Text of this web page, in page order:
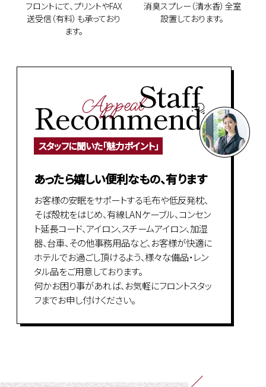
フロントにて、プリントやFAX
送受信（有料）も承っており
ます。
消臭スプレー（清水香）全室
設置しております。
AppealStaff
Recommend
スタッフに聞いた「魅力ポイント」
あったら嬉しい便利なもの、有ります
お客様の安眠をサポートする毛布や低反発枕、
そば殻枕をはじめ、有線LANケーブル、コンセン
ト延長コード、アイロン、スチームアイロン、加湿
器、台車、その他事務用品など、お客様が快適に
ホテルでお過ごし頂けるよう、様々な備品・レン
タル品をご用意しております。
何かお困り事があれば、お気軽にフロントスタッ
フまでお申し付けください。